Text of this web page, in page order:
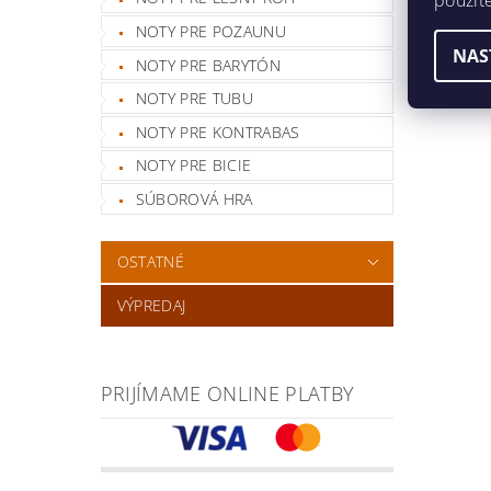
NOTY PRE POZAUNU
NOTY PRE BARYTÓN
NOTY PRE TUBU
NOTY PRE KONTRABAS
NOTY PRE BICIE
SÚBOROVÁ HRA
OSTATNÉ
VÝPREDAJ
PRIJÍMAME ONLINE PLATBY